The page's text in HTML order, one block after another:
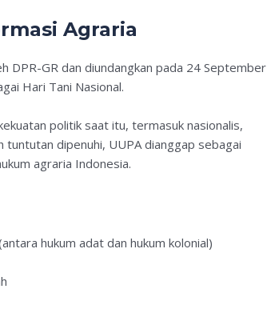
Agraria
DPR-GR dan diundangkan pada 24 September
Hari Tani Nasional.
politik saat itu, termasuk nasionalis,
dipenuhi, UUPA dianggap sebagai
agraria Indonesia.
hukum adat dan hukum kolonial)